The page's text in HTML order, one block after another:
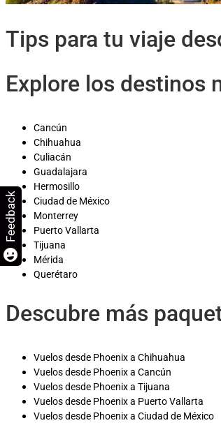
Tips para tu viaje
Explore los destinos
Cancún
Chihuahua
Culiacán
Guadalajara
Hermosillo
Ciudad de México
Monterrey
Puerto Vallarta
Tijuana
Mérida
Querétaro
Descubre más
Vuelos desde Phoenix a Chihuahua
Vuelos desde Phoenix a Cancún
Vuelos desde Phoenix a Tijuana
Vuelos desde Phoenix a Puerto Vallarta
Vuelos desde Phoenix a Ciudad de México
Feedback